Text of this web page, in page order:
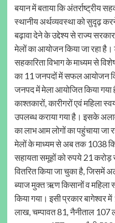
बयान में बताया कि अंतर्राष्ट्रीय
स्थानीय अर्थव्यवस्था को सुदृढ़
बढ़ावा देने के उद्देश्य से राज्य
मेलों का आयोजन किया जा रहा है।
सहकारिता विभाग के माध्यम से
का 11 जनपदों में सफल आयोजन
जनपद में मेला आयोजित किया गया
काश्तकारों, कारीगरों एवं महिला
उपलब्ध कराया गया है। इसके
का लाभ आम लोगों का पहुंचाया जा
मेलों के माध्यम से अब तक 1038
सहायता समूहों को रुपये 21
वितरित किया जा चुका है, जिसमें
ब्याज मुक्त ऋण किसानों व महिला
किया गया। इसी प्रकार बागेश्वर
लाख, चम्पावत 81, नैनीताल 107